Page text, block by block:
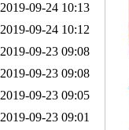
2019-09-24 10:13
2019-09-24 10:12
2019-09-23 09:08
2019-09-23 09:08
2019-09-23 09:05
2019-09-23 09:01